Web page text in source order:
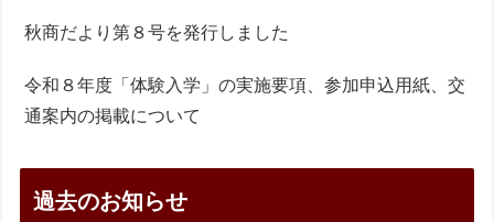
秋商だより第８号を発行しました
令和８年度「体験入学」の実施要項、参加申込用紙、交
通案内の掲載について
過去のお知らせ